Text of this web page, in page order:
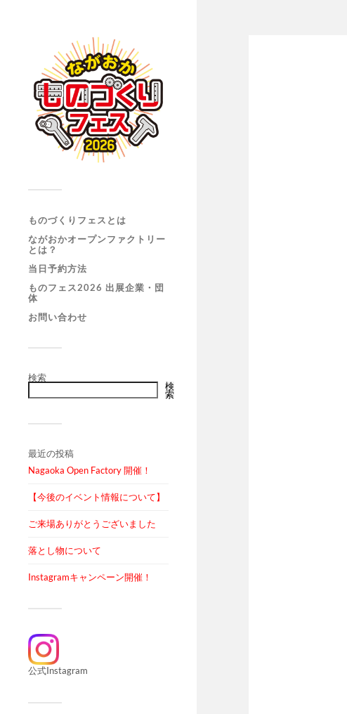
ものづくりフェスとは
ながおかオープンファクトリー
とは？
当日予約方法
ものフェス2026 出展企業・団
体
お問い合わせ
検索
検
索
最近の投稿
Nagaoka Open Factory 開催！
【今後のイベント情報について】
ご来場ありがとうございました
落とし物について
Instagramキャンペーン開催！
公式Instagram